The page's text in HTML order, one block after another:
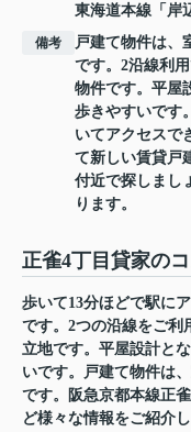
東海道本線 「 岸
備考
戸建て物件は、
です。2沿線利
物件です。平屋
歩きやすいです
いてアクセスで
て新しい賃貸戸
付近で探しまし
ります。
正雀4丁目貸家の
歩いて13分ほどで駅に
です。2つの沿線をご利
立地です。平屋設計と
いです。戸建て物件は
です。阪急京都本線正
ど様々な情報をご紹介